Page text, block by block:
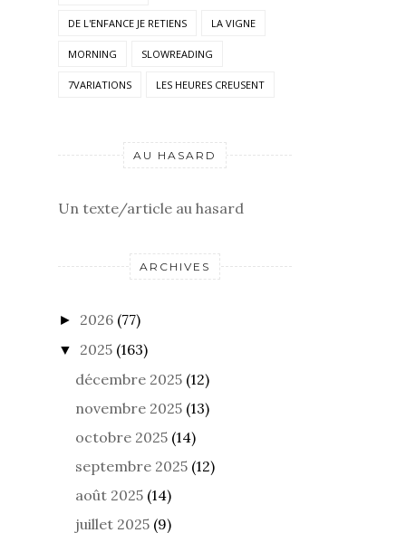
DE L'ENFANCE JE RETIENS LA VIGNE
MORNING SLOWREADING
7VARIATIONS LES HEURES CREUSENT
AU HASARD
Un texte/article au hasard
ARCHIVES
► 2026 (77)
▼ 2025 (163)
décembre 2025 (12)
novembre 2025 (13)
octobre 2025 (14)
septembre 2025 (12)
août 2025 (14)
juillet 2025 (9)